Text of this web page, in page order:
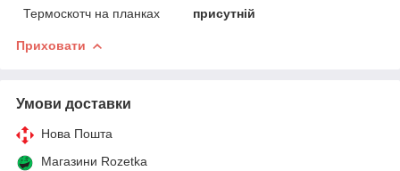
Термоскотч на планках
присутній
Приховати
Умови доставки
Нова Пошта
Магазини Rozetka